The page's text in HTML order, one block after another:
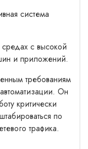
система
с высокой
и приложений.
требованиям
Он
критически
по
трафика.